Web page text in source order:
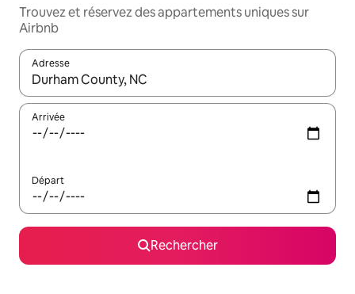
Trouvez et réservez des appartements uniques sur
Airbnb
Adresse
Lorsque les résultats s'affichent, utilisez les flèches vers le
Arrivée
Départ
Rechercher